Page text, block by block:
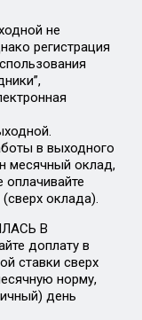
не
регистрация
в выходного
месячный оклад,
оклада).
В
доплату в
ставки сверх
норму,
день